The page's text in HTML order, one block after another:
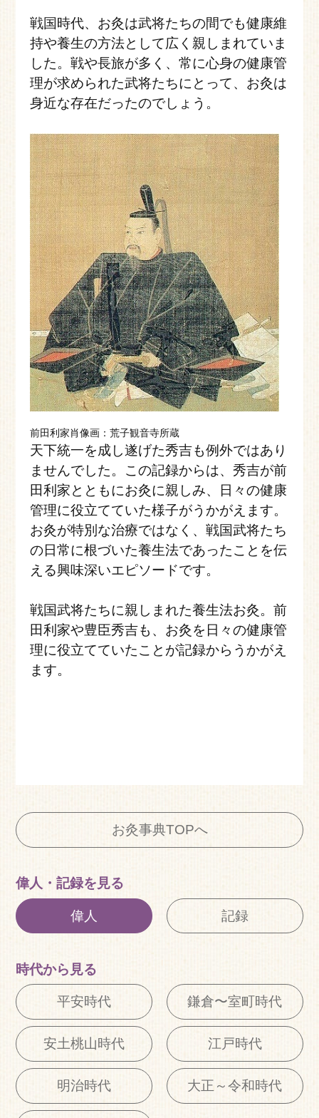
お灸事典TOPへ
偉人・記録を見る
偉人 記録
時代から見る
平安時代 鎌倉〜室町時代
安土桃山時代 江戸時代
明治時代 大正～令和時代
戦国時代、お灸は武将たちの間でも健康維
持や養生の方法として広く親しまれていま
した。戦や長旅が多く、常に心身の健康管
理が求められた武将たちにとって、お灸は
身近な存在だったのでしょう。
前田利家肖像画：荒子観音寺所蔵
天下統一を成し遂げた秀吉も例外ではあり
ませんでした。この記録からは、秀吉が前
田利家とともにお灸に親しみ、日々の健康
管理に役立てていた様子がうかがえます。
お灸が特別な治療ではなく、戦国武将たち
の日常に根づいた養生法であったことを伝
える興味深いエピソードです。
戦国武将たちに親しまれた養生法お灸。前
田利家や豊臣秀吉も、お灸を日々の健康管
理に役立てていたことが記録からうかがえ
ます。